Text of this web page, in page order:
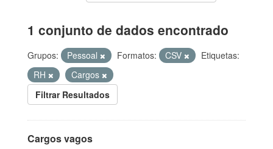
1 conjunto de dados encontrado
Grupos: Pessoal Formatos: CSV
Etiquetas:
RH
Cargos
Filtrar Resultados
Cargos vagos